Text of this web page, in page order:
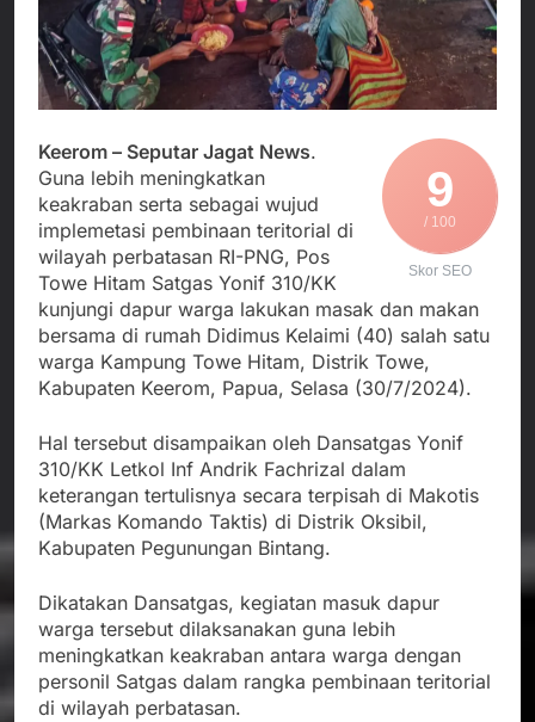
Edaran Disdik Jabar
Nasional TKBM: “Belum
Ada Keputusan Resmi”
Agustus 3, 2026
Menjalin Harmoni di
Tanah Sukaresmi: Kala
Mina Padi, P2L, dan
Gotong Royong
Desa
Agustus 3, 2026
Korban Tenggelam di
Perairan Giligenting
Ditemukan, Polisi
Pastikan Penanganan
Berjalan Sesuai
Prosedur
Agustus 3, 2026
Kapolresta Sumenep
Sambut Kedatangan
Korban Evakuasi KM
Mutiara Sentosa 2 di
Pelabuhan Kalianget
Agustus 3, 2026
9
/ 100
Skor SEO
Keerom – Seputar Jagat News.
Guna lebih meningkatkan
keakraban serta sebagai wujud
implemetasi pembinaan teritorial di
wilayah perbatasan RI-PNG, Pos
Towe Hitam Satgas Yonif 310/KK
kunjungi dapur warga lakukan masak dan makan
bersama di rumah Didimus Kelaimi (40) salah satu
warga Kampung Towe Hitam, Distrik Towe,
Kabupaten Keerom, Papua, Selasa (30/7/2024).
Hal tersebut disampaikan oleh Dansatgas Yonif
310/KK Letkol Inf Andrik Fachrizal dalam
keterangan tertulisnya secara terpisah di Makotis
(Markas Komando Taktis) di Distrik Oksibil,
Kabupaten Pegunungan Bintang.
Dikatakan Dansatgas, kegiatan masuk dapur
warga tersebut dilaksanakan guna lebih
meningkatkan keakraban antara warga dengan
personil Satgas dalam rangka pembinaan teritorial
di wilayah perbatasan.